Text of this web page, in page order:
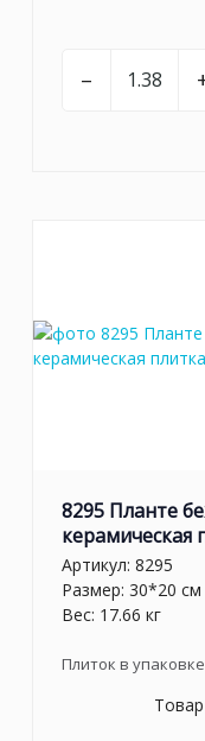
–
8295 Планте
керамическая
Артикул: 8295
Размер: 30*20 см
Вес: 17.66 кг
Плиток в